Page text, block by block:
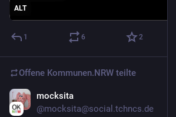
ALT
1 6 2
Offene Kommunen.NRW teilte
mocksita
@mocksita@social.tchncs.de